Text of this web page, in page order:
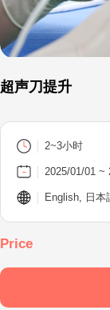
超声刀提升
2~3小时
2025/01/01 ~
English, 日本